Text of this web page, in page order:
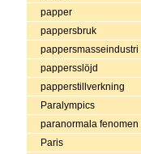
papper
pappersbruk
pappersmasseindustri
pappersslöjd
papperstillverkning
Paralympics
paranormala fenomen
Paris